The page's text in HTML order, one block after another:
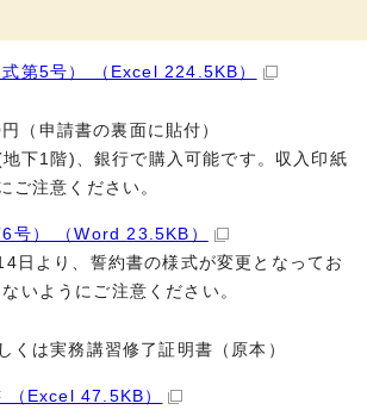
第5号） （Excel 224.5KB）
（申請書の裏面に貼付）
下1階)、銀行で購入可能です。収入印紙
ご注意ください。
号） （Word 23.5KB）
日より、誓約書の様式が変更となってお
いようにご注意ください。
くは実務講習修了証明書（原本）
（Excel 47.5KB）